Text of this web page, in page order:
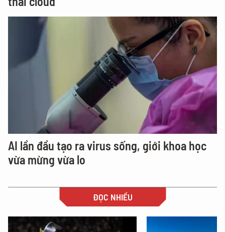
AI lần đầu tạo ra virus sống, giới khoa học
vừa mừng vừa lo
ĐỌC NHIỀU